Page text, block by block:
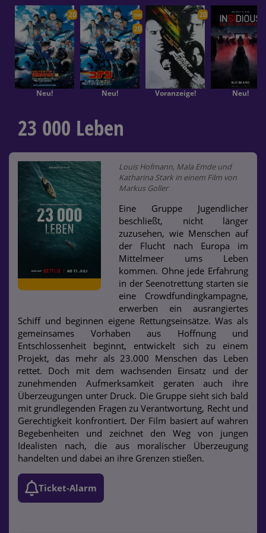
2D
Neu!
OmU
2D
Neu!
2D
Voranzeige! Neu!
23 000 Leben
Louis Hofmann, Mala Emde und
Katharina Stark in einem Film von
Markus Goller
Eine Gruppe Jugendlicher
beschließt, nicht länger
zuzusehen, wie Menschen auf
der Flucht nach Europa im
Mittelmeer ums Leben
kommen. Ohne jede Erfahrung
in der Seenotrettung starten sie
eine Crowdfundingkampagne,
erwerben ein ausrangiertes
Schiff und beginnen eigene Rettungseinsätze. Was als
gemeinsames Vorhaben aus Hoffnung und
Entschlossenheit beginnt, entwickelt sich zu einem
Projekt, das mehr als 23.000 Menschen das Leben
rettet. Doch mit dem wachsenden Einsatz und der
zunehmenden Aufmerksamkeit geraten auch ihre
Überzeugungen unter Druck. Die Gruppe sieht sich bald
mit grundlegenden Fragen zu Verantwortung, Recht und
Gerechtigkeit konfrontiert. Der Film basiert auf wahren
Begebenheiten und zeichnet den Weg von jungen
Idealisten nach, die aus moralischer Überzeugung
handelten und dabei an ihre Grenzen stießen.
Ticket-Alarm